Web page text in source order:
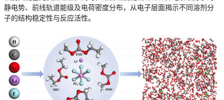
静电势、前线轨道能级及电荷密度分布，从电子层面揭示不同溶剂分
子的结构稳定性与反应活性。